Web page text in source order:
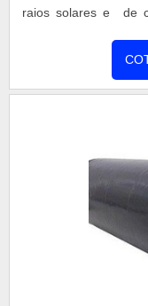
raios solares e de
tempo. Ao procurar
da função